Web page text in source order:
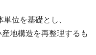
位を基礎とし、
地構造を再整理するも